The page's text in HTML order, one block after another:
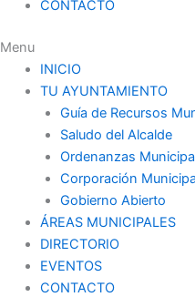
CONTACTO
Menu
INICIO
TU AYUNTAMIENTO
Guía de Recursos
Saludo del Alcalde
Ordenanzas
Corporación
Gobierno Abierto
ÁREAS MUNICIPALES
DIRECTORIO
EVENTOS
CONTACTO